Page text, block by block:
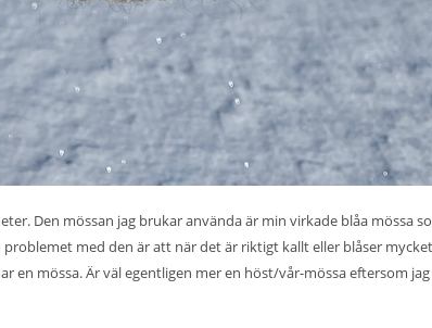
Den mössan jag brukar använda är min virkade blåa mössa
med den är att när det är riktigt kallt eller blåser
en mössa. Är väl egentligen mer en höst/vår-mössa eftersom